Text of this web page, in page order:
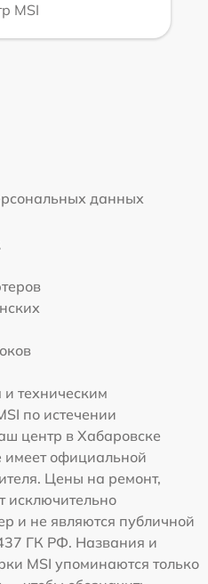
MSI
данных
техническим
по истечении
центр в Хабаровске
имеет официальной
Цены на ремонт,
исключительно
и не являются публичной
ГК РФ. Названия и
MSI упоминаются только